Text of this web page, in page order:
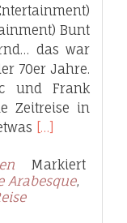
Bunt
das war
70er Jahre.
und Frank
Zeitreise in
Read
about
MELODIEN
[…]
Markiert
Arabesque,